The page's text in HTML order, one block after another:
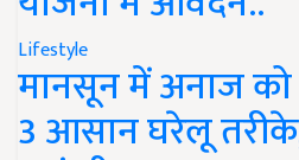
Lifestyle
मानसून में अनाज
3 आसान घरेलू